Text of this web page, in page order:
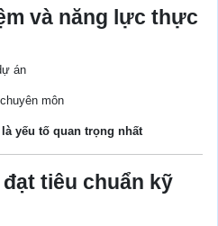
và năng lực thực
án
môn
yếu tố quan trọng nhất
đạt tiêu chuẩn kỹ